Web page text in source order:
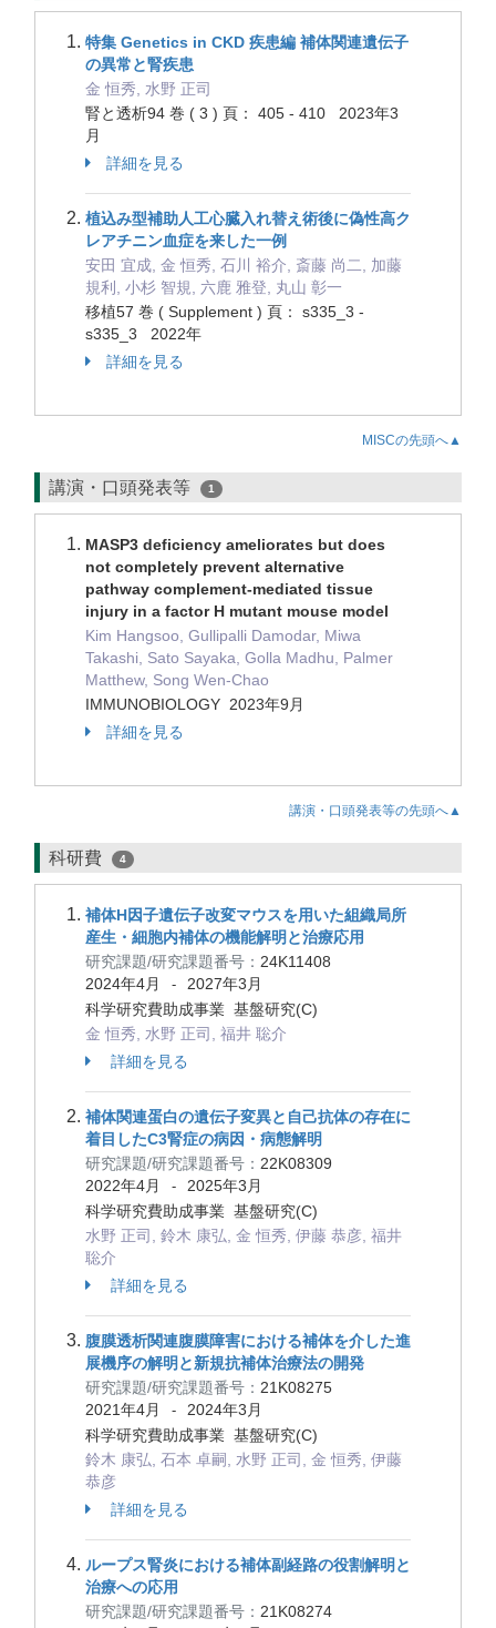
特集 Genetics in CKD 疾患編 補体関連遺伝子
の異常と腎疾患
金 恒秀, 水野 正司
腎と透析94 巻 ( 3 ) 頁： 405 - 410 2023年3
月
詳細を見る
植込み型補助人工心臓入れ替え術後に偽性高ク
レアチニン血症を来した一例
安田 宜成, 金 恒秀, 石川 裕介, 斎藤 尚二, 加藤
規利, 小杉 智規, 六鹿 雅登, 丸山 彰一
移植57 巻 ( Supplement ) 頁： s335_3 -
s335_3 2022年
詳細を見る
MISCの先頭へ▲
講演・口頭発表等 1
MASP3 deficiency ameliorates but does
not completely prevent alternative
pathway complement-mediated tissue
injury in a factor H mutant mouse model
Kim Hangsoo, Gullipalli Damodar, Miwa
Takashi, Sato Sayaka, Golla Madhu, Palmer
Matthew, Song Wen-Chao
IMMUNOBIOLOGY 2023年9月
詳細を見る
講演・口頭発表等の先頭へ▲
科研費 4
補体H因子遺伝子改変マウスを用いた組織局所
産生・細胞内補体の機能解明と治療応用
研究課題/研究課題番号： 24K11408
2024年4月
-
2027年3月
科学研究費助成事業 基盤研究(C)
金 恒秀, 水野 正司, 福井 聡介
詳細を見る
補体関連蛋白の遺伝子変異と自己抗体の存在に
着目したC3腎症の病因・病態解明
研究課題/研究課題番号： 22K08309
2022年4月
-
2025年3月
科学研究費助成事業 基盤研究(C)
水野 正司, 鈴木 康弘, 金 恒秀, 伊藤 恭彦, 福井
聡介
詳細を見る
腹膜透析関連腹膜障害における補体を介した進
展機序の解明と新規抗補体治療法の開発
研究課題/研究課題番号： 21K08275
2021年4月
-
2024年3月
科学研究費助成事業 基盤研究(C)
鈴木 康弘, 石本 卓嗣, 水野 正司, 金 恒秀, 伊藤
恭彦
詳細を見る
ループス腎炎における補体副経路の役割解明と
治療への応用
研究課題/研究課題番号： 21K08274